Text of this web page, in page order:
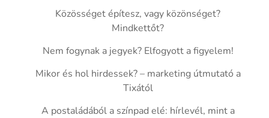
Közösséget építesz, vagy közönséget?
Mindkettőt?
Nem fogynak a jegyek? Elfogyott a figyelem!
Mikor és hol hirdessek? – marketing útmutató a
Tixától
A postaládából a színpad elé: hírlevél, mint a